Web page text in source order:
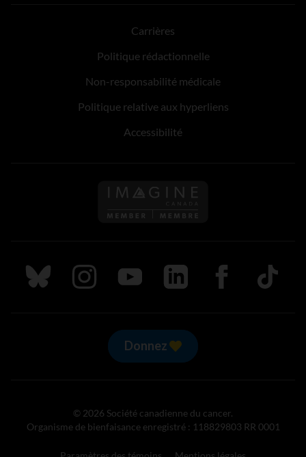
Carrières
Politique rédactionnelle
Non-responsabilité médicale
Politique relative aux hyperliens
Accessibilité
Suivez nous sur Bluesky
Suivez nous sur Instagram
Suivez nous sur Youtube
Suivez nous sur LinkedIn
Suivez nous sur
TikTok
Donnez
© 2026 Société canadienne du cancer.
Organisme de bienfaisance enregistré : 118829803 RR 0001